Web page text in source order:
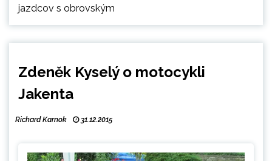
jazdcov s obrovským
Zdeněk Kyselý o motocykli
Jakenta
Richard Karnok 31.12.2015